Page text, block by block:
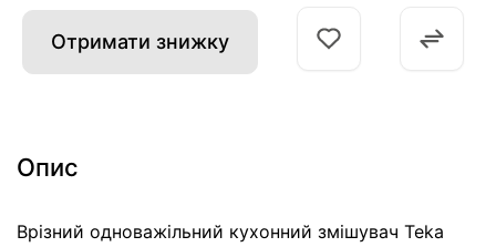
Отримати знижку
Опис
Врізний одноважільний кухонний змішувач Teka